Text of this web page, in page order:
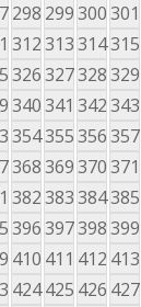
298 299300301
312313314315
326327328329
340341 342343
354355356357
368369370371
382383384385
396397398399
410 411 412 413
424425 426 427